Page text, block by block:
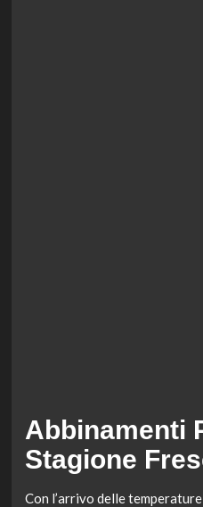
Abbinamenti
Stagione
Con l’arrivo delle